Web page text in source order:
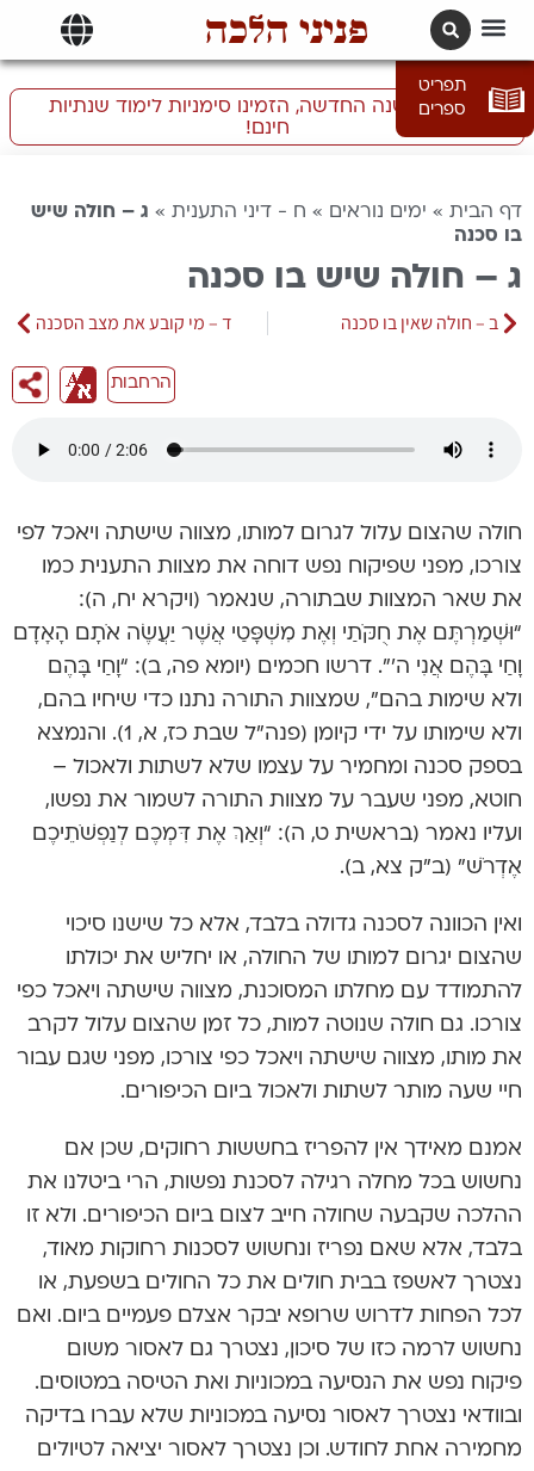
פניני הלכה
תפריט
ספרים
התכוננו לשנה החדשה, הזמינו סימניות לימוד שנתיות
חינם!
דף הבית » ימים נוראים » ח - דיני התענית » ג – חולה שיש
בו סכנה
ג – חולה שיש בו סכנה
ב – חולה שאין בו סכנה ד – מי קובע את מצב הסכנה
הרחבות
חולה שהצום עלול לגרום למותו, מצווה שישתה ויאכל לפי
צורכו, מפני שפיקוח נפש דוחה את מצוות התענית כמו
את שאר המצוות שבתורה, שנאמר (ויקרא יח, ה):
“וּשְׁמַרְתֶּם אֶת חֻקֹּתַי וְאֶת מִשְׁפָּטַי אֲשֶׁר יַעֲשֶׂה אֹתָם הָאָדָם
וָחַי בָּהֶם אֲנִי ה'”. דרשו חכמים (יומא פה, ב): “וָחַי בָּהֶם
ולא שימות בהם”, שמצוות התורה נתנו כדי שיחיו בהם,
ולא שימותו על ידי קיומן (פנה”ל שבת כז, א, 1). והנמצא
בספק סכנה ומחמיר על עצמו שלא לשתות ולאכול –
חוטא, מפני שעבר על מצוות התורה לשמור את נפשו,
ועליו נאמר (בראשית ט, ה): “וְאַךְ אֶת דִּמְכֶם לְנַפְשֹׁתֵיכֶם
אֶדְרֹשׁ” (ב”ק צא, ב).
ואין הכוונה לסכנה גדולה בלבד, אלא כל שישנו סיכוי
שהצום יגרום למותו של החולה, או יחליש את יכולתו
להתמודד עם מחלתו המסוכנת, מצווה שישתה ויאכל כפי
צורכו. גם חולה שנוטה למות, כל זמן שהצום עלול לקרב
את מותו, מצווה שישתה ויאכל כפי צורכו, מפני שגם עבור
חיי שעה מותר לשתות ולאכול ביום הכיפורים.
אמנם מאידך אין להפריז בחששות רחוקים, שכן אם
נחשוש בכל מחלה רגילה לסכנת נפשות, הרי ביטלנו את
ההלכה שקבעה שחולה חייב לצום ביום הכיפורים. ולא זו
בלבד, אלא שאם נפריז ונחשוש לסכנות רחוקות מאוד,
נצטרך לאשפז בבית חולים את כל החולים בשפעת, או
לכל הפחות לדרוש שרופא יבקר אצלם פעמיים ביום. ואם
נחשוש לרמה כזו של סיכון, נצטרך גם לאסור משום
פיקוח נפש את הנסיעה במכוניות ואת הטיסה במטוסים.
ובוודאי נצטרך לאסור נסיעה במכוניות שלא עברו בדיקה
מחמירה אחת לחודש. וכן נצטרך לאסור יציאה לטיולים